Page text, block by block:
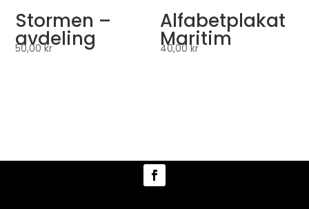
Stormen –
avdeling
50,00kr
Alfabetplakat
Maritim
40,00kr